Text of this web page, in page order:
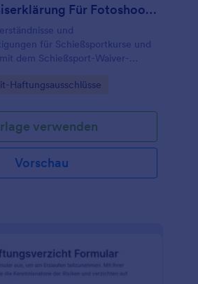
Einverständniserklärung Für Fotoshootings Waiver
und
für Schießsportkurse und
dem Schießsport-Waiver-
zur sicheren Organisation der
Haftungsausschlüsse
verwenden
Vorschau